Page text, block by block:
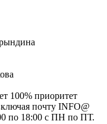
100% приоритет
почту INFO@
по 18:00 с ПН по ПТ.